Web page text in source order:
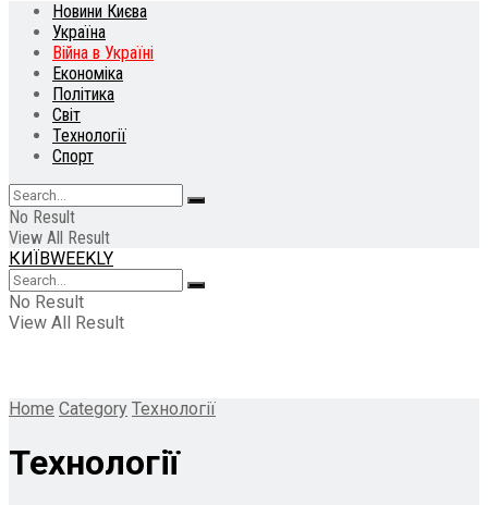
Новини Києва
Україна
Війна в Україні
Економіка
Політика
Світ
Технології
Спорт
No Result
View All Result
КИЇВWEEKLY
No Result
View All Result
Home Category Технології
Технології